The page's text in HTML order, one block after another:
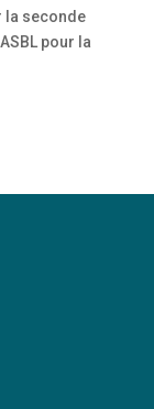
la seconde
pour la